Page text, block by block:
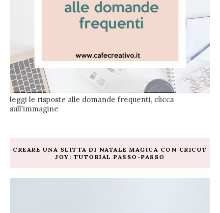
leggi le risposte alle domande frequenti, clicca
sull'immagine
CREARE UNA SLITTA DI NATALE MAGICA CON CRICUT
JOY: TUTORIAL PASSO-PASSO